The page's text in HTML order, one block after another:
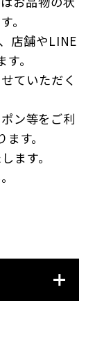
。
店舗やLINE
。
ていただく
ン等をご利
す。
ます。